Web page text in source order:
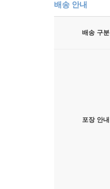
배송 안내
배송 구분
포장 안내